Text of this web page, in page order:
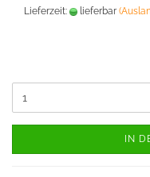
Lieferzeit: lieferbar
IN